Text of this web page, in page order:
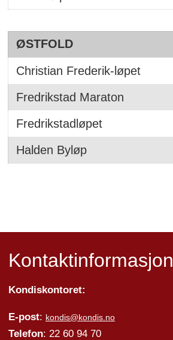
ØSTFOLD
Christian Frederik-løpet
Fredrikstad Maraton
Fredrikstadløpet
Halden Byløp
Kontaktinformasjon
Kondiskontoret:
E-post: kondis@kondis.no
Telefon: 22 60 94 70